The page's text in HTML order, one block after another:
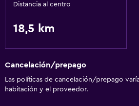
Distancia al centro
18,5 km
Cancelación/prepago
Las políticas de cancelación/prepago
habitación y el proveedor.